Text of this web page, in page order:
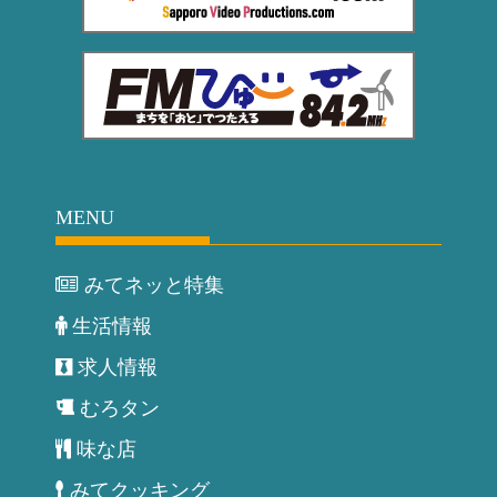
MENU
みてネッと特集
生活情報
求人情報
むろタン
味な店
みてクッキング